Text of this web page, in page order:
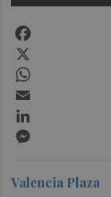
Valencia Plaza